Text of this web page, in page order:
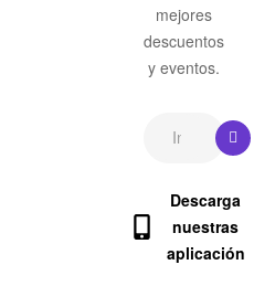
mejores
descuentos
y eventos.
Descarga
nuestras
aplicación